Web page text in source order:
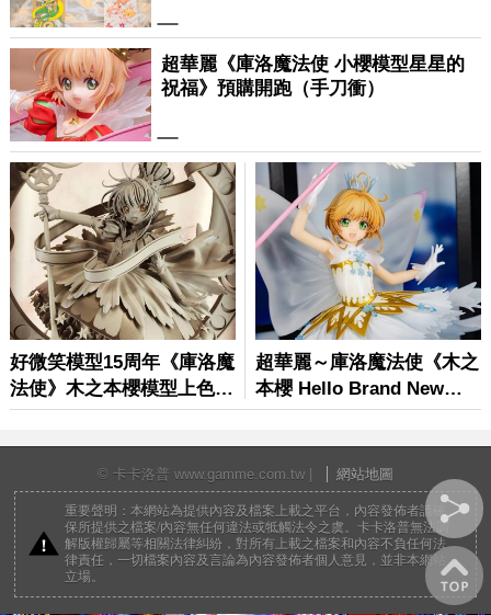
© 卡卡洛普 www.gamme.com.tw | 網站地圖
重要聲明：本網站為提供內容及檔案上載之平台，內容發佈者請確
保所提供之檔案/內容無任何違法或牴觸法令之虞。卡卡洛普無法調
解版權歸屬等相關法律糾紛，對所有上載之檔案和內容不負任何法
律責任，一切檔案內容及言論為內容發佈者個人意見，並非本網站
立場。